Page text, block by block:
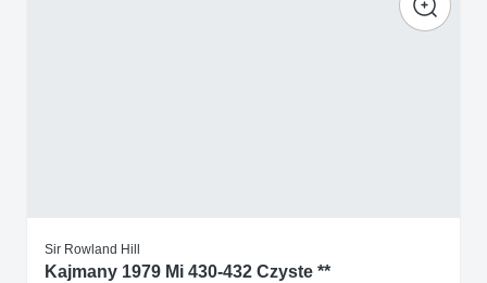
Sir Rowland Hill
Kajmany 1979 Mi 430-432 Czyste **